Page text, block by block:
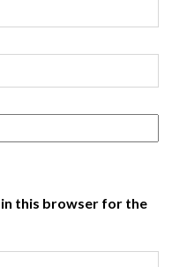
in this browser for the